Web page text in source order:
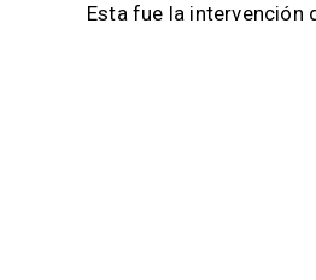
Esta fue la intervención